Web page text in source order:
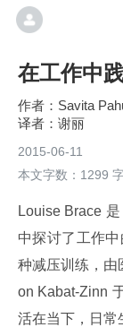
在工作中
Savita
谢丽
2015-06-11
本文字数：1299
Louise Brace 是
中探讨了工作中
种减压训练，由
on Kabat-Zinn
活在当下，日常